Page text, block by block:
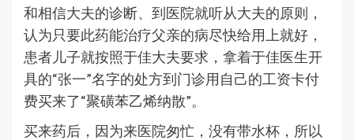
和相信大夫的诊断、到医院就听从大夫的原则，
认为只要此药能治疗父亲的病尽快给用上就好，
患者儿子就按照于佳大夫要求，拿着于佳医生开
具的“张一”名字的处方到门诊用自己的工资卡付
费买来了“聚磺苯乙烯纳散”。
买来药后，因为来医院匆忙，没有带水杯，所以